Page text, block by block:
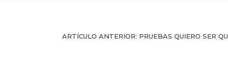
ARTÍCULO ANTERIOR: PRUEBAS QUIERO SER